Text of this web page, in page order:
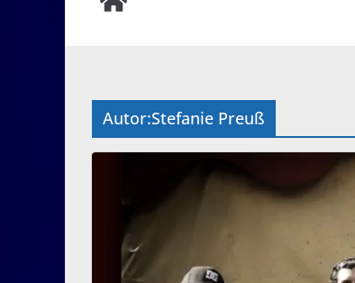
Autor:Stefanie Preuß